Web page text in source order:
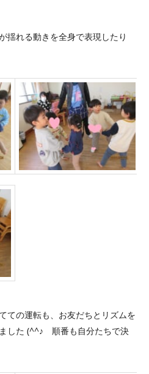
揺れる動きを全身で表現したり
ての運転も、お友だちとリズムを
した (^^♪ 順番も自分たちで決